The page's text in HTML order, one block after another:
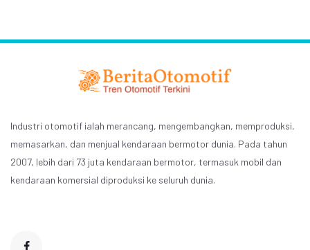
Industri otomotif ialah merancang, mengembangkan, memproduksi,
memasarkan, dan menjual kendaraan bermotor dunia. Pada tahun
2007, lebih dari 73 juta kendaraan bermotor, termasuk mobil dan
kendaraan komersial diproduksi ke seluruh dunia.